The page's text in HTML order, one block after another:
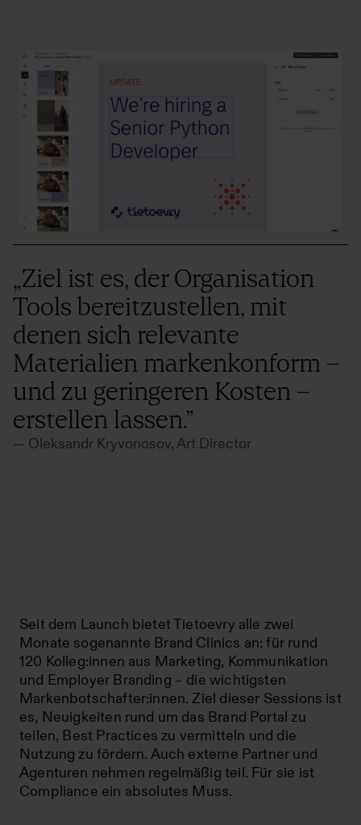
„Ziel ist es, der Organisation
Tools bereitzustellen, mit
denen sich relevante
Materialien markenkonform –
und zu geringeren Kosten –
erstellen lassen.”
— Oleksandr Kryvonosov, Art Director
Seit dem Launch bietet Tietoevry alle zwei
Monate sogenannte Brand Clinics an: für rund
120 Kolleg:innen aus Marketing, Kommunikation
und Employer Branding – die wichtigsten
Markenbotschafter:innen. Ziel dieser Sessions ist
es, Neuigkeiten rund um das Brand Portal zu
teilen, Best Practices zu vermitteln und die
Nutzung zu fördern. Auch externe Partner und
Agenturen nehmen regelmäßig teil. Für sie ist
Compliance ein absolutes Muss.